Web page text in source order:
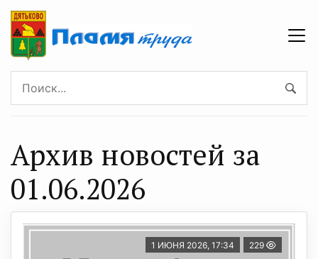
Архив новостей за
01.06.2026
1 ИЮНЯ 2026, 17:34 229